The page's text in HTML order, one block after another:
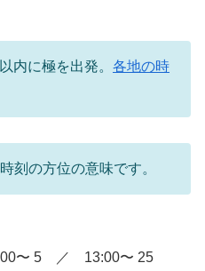
内に極を出発。 各地の時
刻の方位の意味です。
〜 5 ／ 13:00〜 25